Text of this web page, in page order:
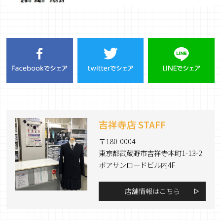
吉祥寺店 STAFF
〒180-0004
東京都武蔵野市吉祥寺本町1-13-2
ボアサンロードビル内4F
店舗情報はこちら